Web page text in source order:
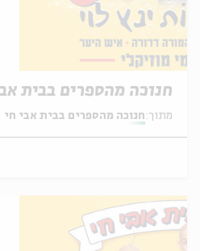
חנוכה מהספרים בבית אבי חי
מתוך: חנוכה מהספרים בבית אבי חי